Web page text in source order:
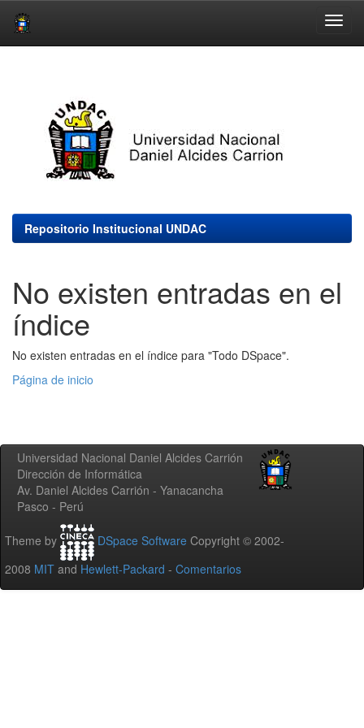
Repositorio Institucional UNDAC
No existen entradas en el
índice
No existen entradas en el índice para "Todo DSpace".
Página de inicio
Universidad Nacional Daniel Alcides Carrión
Dirección de Informática
Av. Daniel Alcides Carrión - Yanacancha
Pasco - Perú
Theme by DSpace Software Copyright © 2002-
2008 MIT and Hewlett-Packard - Comentarios